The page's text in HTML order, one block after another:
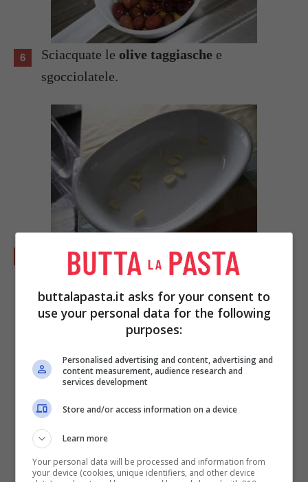
Sciacquate le olive taggiasche e
sgocciolatele.
Sbucciate l’aglio, tagliatelo a pezzi e
mettetelo in un piatto da portata concavo (se
vi piace molto tagliatelo a fettine sottili,
altrimenti a fette spesse o solo a metà, e se
proprio non lo gradite molto usatelo solo per
strofinare il recipiente).
buttalapasta.it asks for your consent to
use your personal data for the following
purposes:
Personalised advertising and content, advertising and
content measurement, audience research and
services development
Store and/or access information on a device
Learn more
Your personal data will be processed and information from
your device (cookies, unique identifiers, and other device